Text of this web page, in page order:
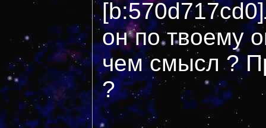
он по твоему
чем смысл ?
?